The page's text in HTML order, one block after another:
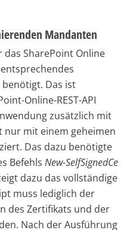
Mandanten
SharePoint Online
Das ist
Online-REST-API
zusätzlich mit
nur mit einem geheimen
Das dazu benötigte
Befehls New-SelfSignedCe
dazu das vollständige
muss lediglich der
des Zertifikats und der
Nach der Ausführung